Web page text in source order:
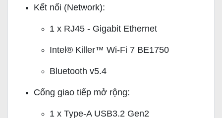
Kết nối (Network):
1 x RJ45 - Gigabit Ethernet
Intel® Killer™ Wi-Fi 7 BE1750
Bluetooth v5.4
Cổng giao tiếp mở rộng:
1 x Type-A USB3.2 Gen2